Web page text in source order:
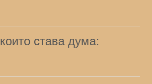
става дума: